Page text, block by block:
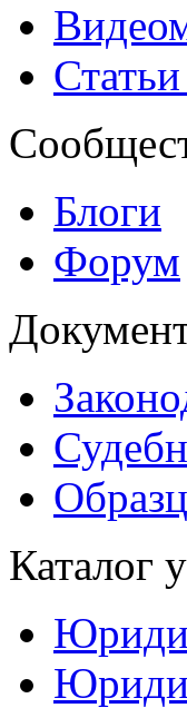
Блоги
Форум
Каталог